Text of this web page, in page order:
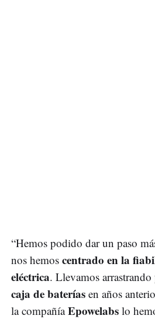
“Hemos podido dar un paso
nos hemos centrado en la
eléctrica. Llevamos arrastrando
caja de baterías en años
la compañíaEpowelabs lo